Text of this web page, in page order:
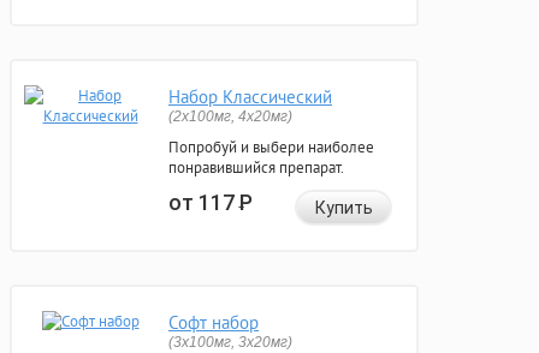
Набор Классический
(2x100мг, 4x20мг)
Попробуй и выбери наиболее
понравившийся препарат.
от 117Р Купить
Софт набор
(3x100мг, 3x20мг)